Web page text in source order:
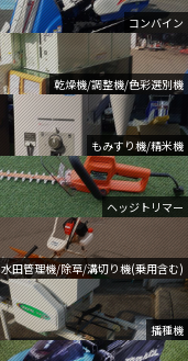
コンバイン
乾燥機/調整機/色彩選別機
もみすり機/精米機
ヘッジトリマー
水田管理機/除草/溝切り機(乗用含む)
播種機